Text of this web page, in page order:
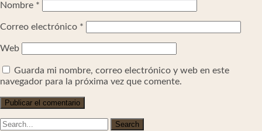
Nombre *
Correo electrónico *
Web
Guarda mi nombre, correo electrónico y web en este
navegador para la próxima vez que comente.